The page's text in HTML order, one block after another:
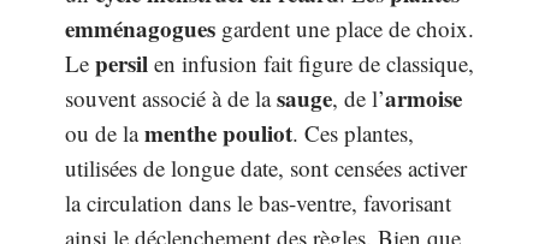
emménagogues gardent une place de choix.
Le persil en infusion fait figure de classique,
souvent associé à de lasauge, de l’armoise
ou de lamenthe pouliot. Ces plantes,
utilisées de longue date, sont censées activer
la circulation dans le bas-ventre, favorisant
ainsi le déclenchement des règles. Bien que